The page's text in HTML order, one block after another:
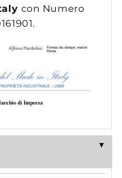
con Numero